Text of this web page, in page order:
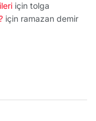
için tolga
için ramazan demir